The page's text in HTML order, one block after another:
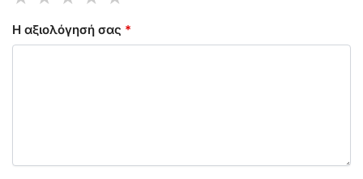
Η αξιολόγησή σας *